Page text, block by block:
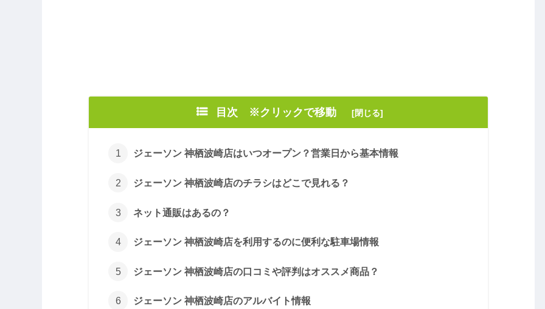
目次 ※クリックで移動
ジェーソン 神栖波崎店はいつオープン？営業日から基本情報
ジェーソン 神栖波崎店のチラシはどこで見れる？
ネット通販はあるの？
ジェーソン 神栖波崎店を利用するのに便利な駐車場情報
ジェーソン 神栖波崎店の口コミや評判はオススメ商品？
ジェーソン 神栖波崎店のアルバイト情報